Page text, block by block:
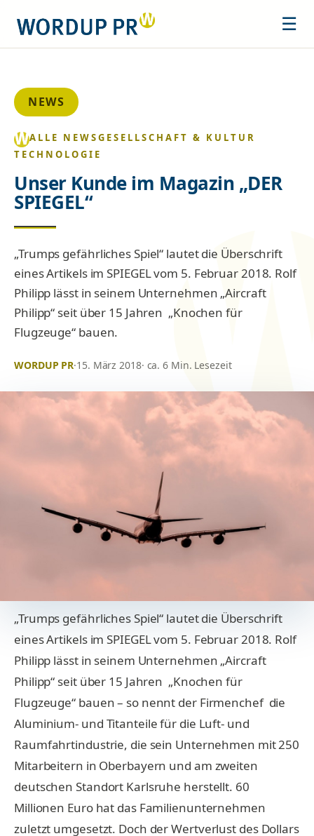
☰
NEWS
ALLE NEWSGESELLSCHAFT & KULTUR
TECHNOLOGIE
Unser Kunde im Magazin „DER
SPIEGEL“
„Trumps gefährliches Spiel“ lautet die Überschrift
eines Artikels im SPIEGEL vom 5. Februar 2018. Rolf
Philipp lässt in seinem Unternehmen „Aircraft
Philipp“ seit über 15 Jahren „Knochen für
Flugzeuge“ bauen.
WORDUP PR·15. März 2018· ca. 6 Min. Lesezeit
„Trumps gefährliches Spiel“ lautet die Überschrift
eines Artikels im SPIEGEL vom 5. Februar 2018. Rolf
Philipp lässt in seinem Unternehmen „Aircraft
Philipp“ seit über 15 Jahren „Knochen für
Flugzeuge“ bauen – so nennt der Firmenchef die
Aluminium- und Titanteile für die Luft- und
Raumfahrtindustrie, die sein Unternehmen mit 250
Mitarbeitern in Oberbayern und am zweiten
deutschen Standort Karlsruhe herstellt. 60
Millionen Euro hat das Familienunternehmen
zuletzt umgesetzt. Doch der Wertverlust des Dollars